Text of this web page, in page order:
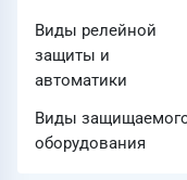
Виды релейной
защиты и
автоматики
Виды
оборудования